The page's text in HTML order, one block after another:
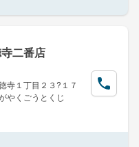
二番店
寺１丁目２３?１７
やくごうとくじ